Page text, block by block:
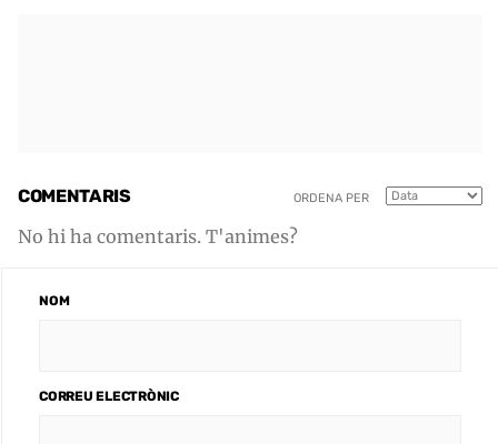
COMENTARIS ORDENA PER
No hi ha comentaris. T'animes?
NOM
CORREU ELECTRÒNIC